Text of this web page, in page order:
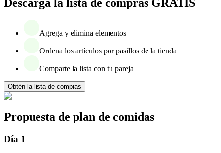
Descarga la lista de compras GRATIS
Agrega y elimina elementos
Ordena los artículos por pasillos de la tienda
Comparte la lista con tu pareja
Obtén la lista de compras
Propuesta de plan de comidas
Día 1